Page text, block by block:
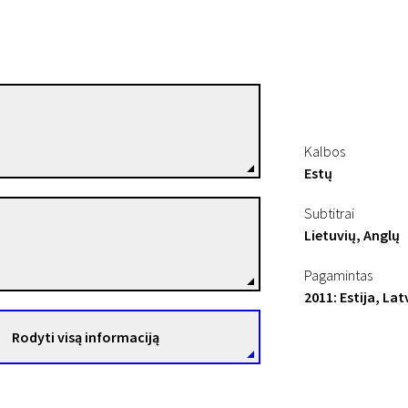
Rodyti visą informaciją
Kalbos
Estų
Subtitrai
Lietuvių, Anglų
Pagamintas
2011: Estija,